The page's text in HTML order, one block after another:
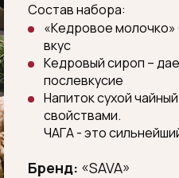
Состав набора:
«Кедровое молочко»
вкус
Кедровый сироп –
послевкусие
Напиток сухой
свойствами.
ЧАГА - это
Бренд: «SAVA»